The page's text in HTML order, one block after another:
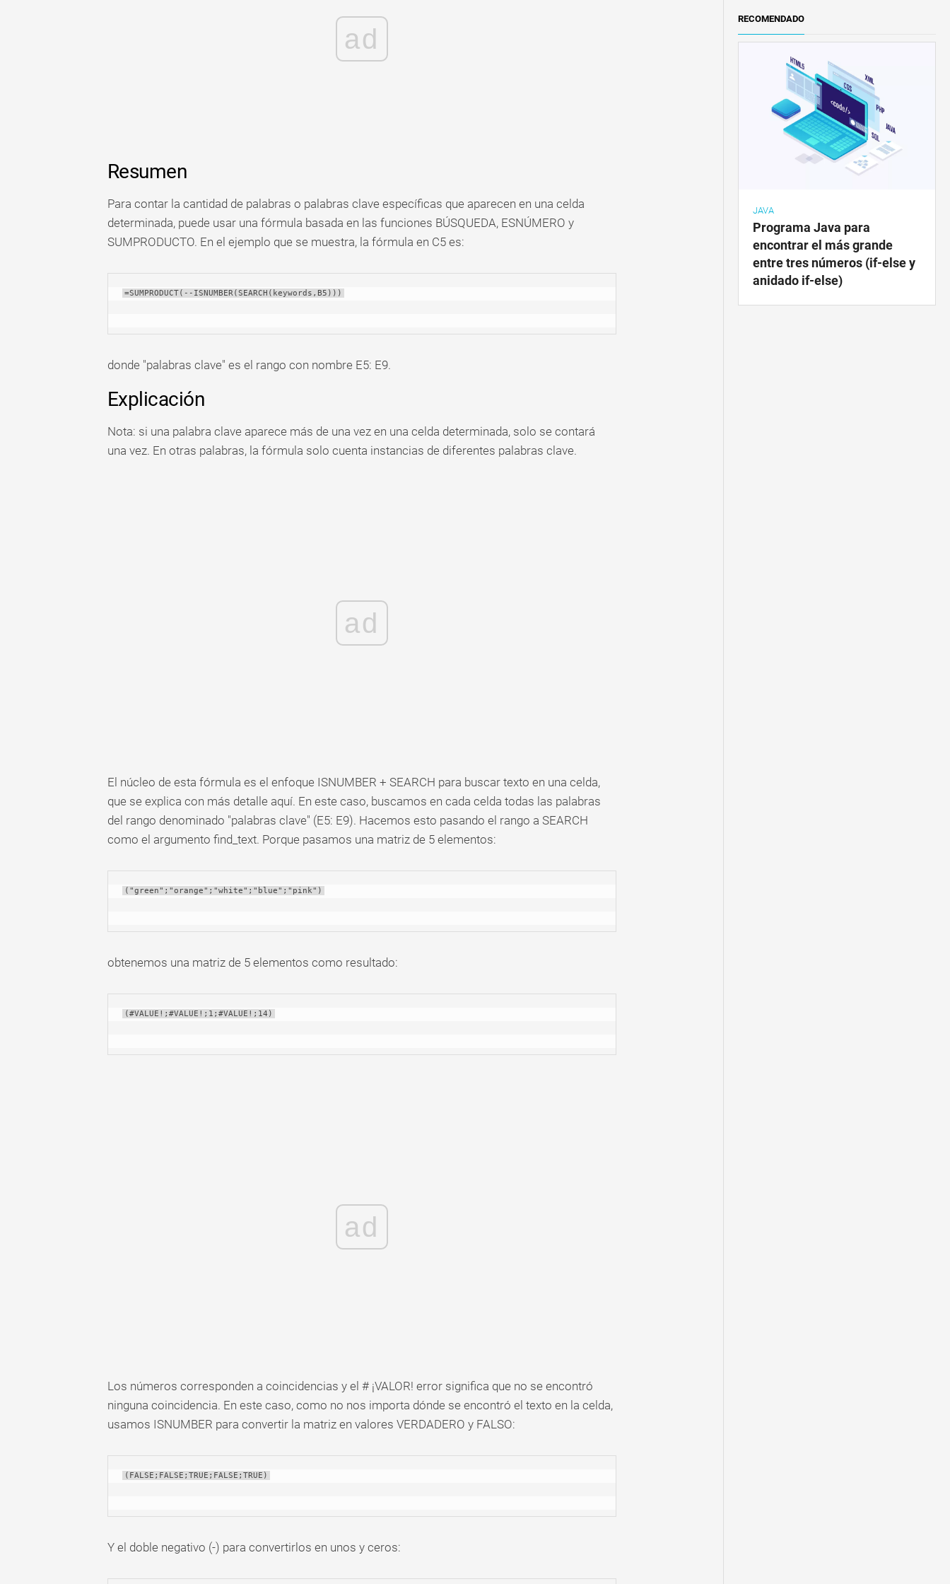
ad
Resumen
Para contar la cantidad de palabras o palabras clave específicas que aparecen en una celda
determinada, puede usar una fórmula basada en las funciones BÚSQUEDA, ESNÚMERO y
SUMPRODUCTO. En el ejemplo que se muestra, la fórmula en C5 es:
=SUMPRODUCT(--ISNUMBER(SEARCH(keywords,B5)))
donde "palabras clave" es el rango con nombre E5: E9.
Explicación
Nota: si una palabra clave aparece más de una vez en una celda determinada, solo se contará
una vez. En otras palabras, la fórmula solo cuenta instancias de diferentes palabras clave.
ad
El núcleo de esta fórmula es el enfoque ISNUMBER + SEARCH para buscar texto en una celda,
que se explica con más detalle aquí. En este caso, buscamos en cada celda todas las palabras
del rango denominado "palabras clave" (E5: E9). Hacemos esto pasando el rango a SEARCH
como el argumento find_text. Porque pasamos una matriz de 5 elementos:
("green";"orange";"white";"blue";"pink")
obtenemos una matriz de 5 elementos como resultado:
(#VALUE!;#VALUE!;1;#VALUE!;14)
ad
Los números corresponden a coincidencias y el # ¡VALOR! error significa que no se encontró
ninguna coincidencia. En este caso, como no nos importa dónde se encontró el texto en la celda,
usamos ISNUMBER para convertir la matriz en valores VERDADERO y FALSO:
(FALSE;FALSE;TRUE;FALSE;TRUE)
Y el doble negativo (-) para convertirlos en unos y ceros:
RECOMENDADO
JAVA
Programa Java para
encontrar el más grande
entre tres números (if-else y
anidado if-else)